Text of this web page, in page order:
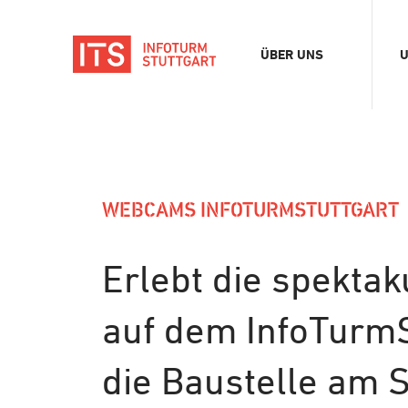
ÜBER UNS
WEBCAMS INFOTURMSTUTTGART
Erlebt die
auf dem
die Baustelle am